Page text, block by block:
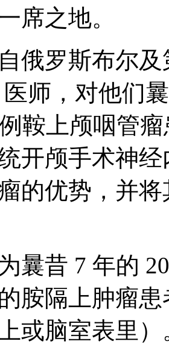
席之地。
俄罗斯布尔
医师，对他们
鞍上颅咽管
开颅手术神
的优势，并
曩昔 7 年的
胺隔上肿瘤
或脑室表里